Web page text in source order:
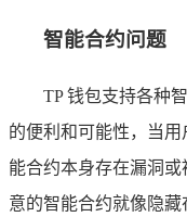
智能合约问题
TP 钱包支持各种
的便利和可能性，当
能合约本身存在漏洞
意的智能合约就像隐